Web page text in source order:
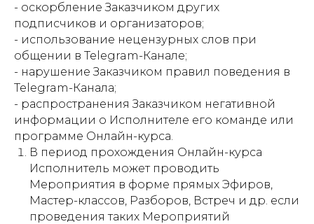
- оскорбление Заказчиком других
подписчиков и организаторов;
- использование нецензурных слов при
общении в Telegram-Канале;
- нарушение Заказчиком правил поведения в
Telegram-Канала;
- распространения Заказчиком негативной
информации о Исполнителе его команде или
программе Онлайн-курса.
В период прохождения Онлайн-курса
Исполнитель может проводить
Мероприятия в форме прямых Эфиров,
Мастер-классов, Разборов, Встреч и др. если
проведения таких Мероприятий